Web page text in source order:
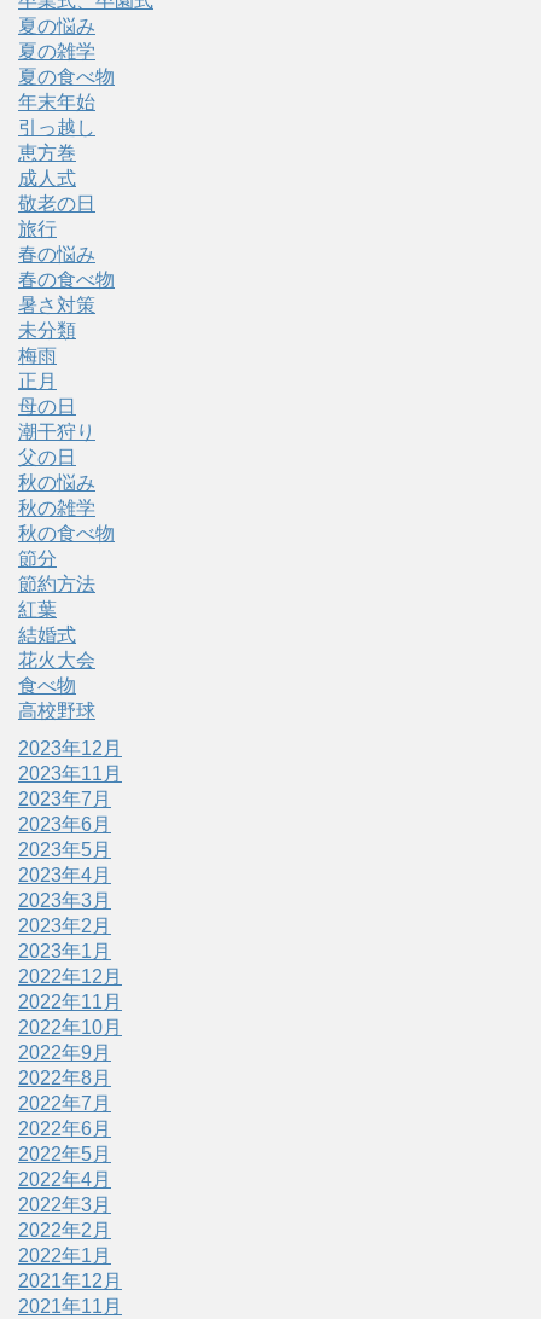
夏の悩み
夏の雑学
夏の食べ物
年末年始
引っ越し
恵方巻
成人式
敬老の日
旅行
春の悩み
春の食べ物
暑さ対策
未分類
梅雨
正月
母の日
潮干狩り
父の日
秋の悩み
秋の雑学
秋の食べ物
節分
節約方法
紅葉
結婚式
花火大会
食べ物
高校野球
2023年12月
2023年11月
2023年7月
2023年6月
2023年5月
2023年4月
2023年3月
2023年2月
2023年1月
2022年12月
2022年11月
2022年10月
2022年9月
2022年8月
2022年7月
2022年6月
2022年5月
2022年4月
2022年3月
2022年2月
2022年1月
2021年12月
2021年11月